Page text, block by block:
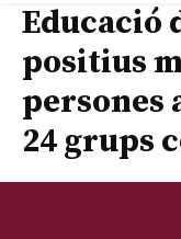
Educació
positius
persones
24 grups